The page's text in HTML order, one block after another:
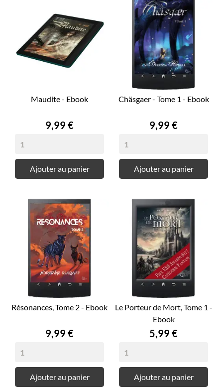
Maudite - Ebook
Prix
9,99 €
Ajouter au panier
Chäsgaer - Tome 1 - Ebook
Prix
9,99 €
Ajouter au panier
Résonances, Tome 2 - Ebook
Prix
9,99 €
Ajouter au panier
Le Porteur de Mort, Tome 1 -
Ebook
Prix
5,99 €
Ajouter au panier